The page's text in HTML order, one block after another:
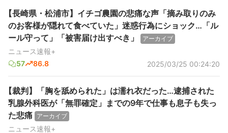
【長崎県・松浦市】イチゴ農園の悲痛な声「摘み取りのみ
のお客様が隠れて食べていた」迷惑行為にショック…「ル
ール守って」「被害届け出すべき」
アーカイブ
ニュース速報+
57
86.8 2025/03/25 00:24:20
【裁判】「胸を舐められた」は濡れ衣だった…逮捕された
乳腺外科医が「無罪確定」までの9年で仕事も息子も失っ
た悲痛 アーカイブ
ニュース速報+